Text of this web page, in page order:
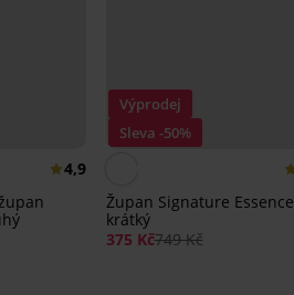
4,9
Výprodej
Sleva -50%
Župan Signature Essence
krátký
375 Kč749 Kč